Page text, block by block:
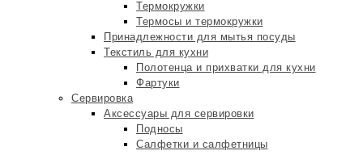
Термокружки
Термосы и термокружки
Принадлежности для мытья посуды
Текстиль для кухни
Полотенца и прихватки для кухни
Фартуки
Сервировка
Аксессуары для сервировки
Подносы
Салфетки и салфетницы